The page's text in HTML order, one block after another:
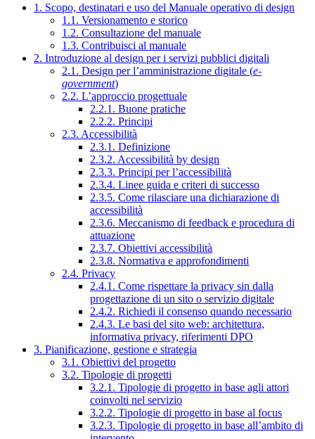
1. Scopo, destinatari e uso del Manuale operativo di design
1.1. Versionamento e storico
1.2. Consultazione del manuale
1.3. Contribuisci al manuale
2. Introduzione al design per i servizi pubblici digitali
2.1. Design per l’amministrazione digitale (e-
government)
2.2. L’approccio progettuale
2.2.1. Buone pratiche
2.2.2. Principi
2.3. Accessibilità
2.3.1. Definizione
2.3.2. Accessibilità by design
2.3.3. Principi per l’accessibilità
2.3.4. Linee guida e criteri di successo
2.3.5. Come rilasciare una dichiarazione di
accessibilità
2.3.6. Meccanismo di feedback e procedura di
attuazione
2.3.7. Obiettivi accessibilità
2.3.8. Normativa e approfondimenti
2.4. Privacy
2.4.1. Come rispettare la privacy sin dalla
progettazione di un sito o servizio digitale
2.4.2. Richiedi il consenso quando necessario
2.4.3. Le basi del sito web: architettura,
informativa privacy, riferimenti DPO
3. Pianificazione, gestione e strategia
3.1. Obiettivi del progetto
3.2. Tipologie di progetti
3.2.1. Tipologie di progetto in base agli attori
coinvolti nel servizio
3.2.2. Tipologie di progetto in base al focus
3.2.3. Tipologie di progetto in base all’ambito di